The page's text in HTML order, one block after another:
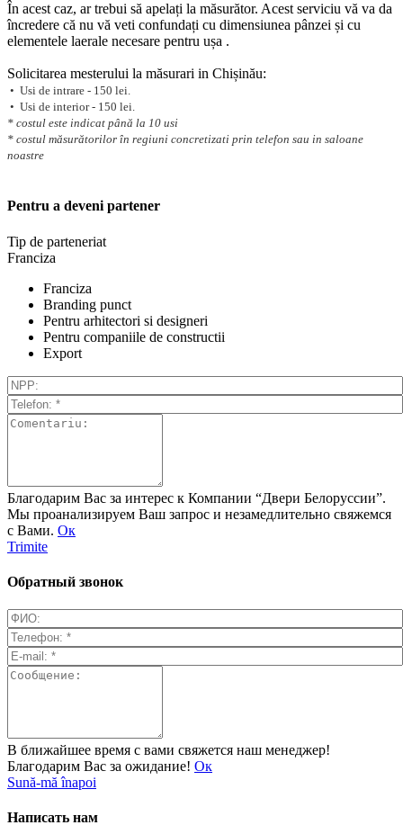
În acest caz, ar trebui să apelați la măsurător. Acest serviciu vă va da
încredere că nu vă veti confundați cu dimensiunea pânzei și cu
elementele laerale necesare pentru ușa .
Solicitarea mesterului la măsurari in Chișinău:
• Usi de intrare - 150 lei.
• Usi de interior - 150 lei.
* costul este indicat până la 10 usi
* costul măsurătorilor în regiuni concretizati prin telefon sau in saloane
noastre
Pentru a deveni partener
Tip de parteneriat
Franciza
Franciza
Branding punct
Pentru arhitectori si designeri
Pentru companiile de constructii
Export
Благодарим Вас за интерес к Компании “Двери Белоруссии”.
Мы проанализируем Ваш запрос и незамедлительно свяжемся
с Вами. Ок
Trimite
Обратный звонок
В ближайшее время с вами свяжется наш менеджер!
Благодарим Вас за ожидание! Ок
Sună-mă înapoi
Написать нам